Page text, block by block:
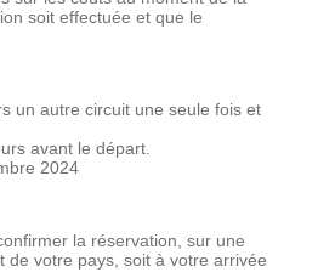
soit effectuée et que le
un autre circuit une seule fois et
avant le départ.
2024
la réservation, sur une
de votre pays, soit à votre arrivée